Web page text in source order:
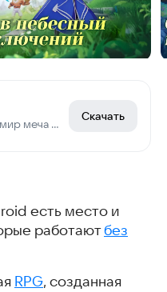
Приключенческий мир меча и магии!
Скачать
есть место и
работаютбез
RPG, созданная